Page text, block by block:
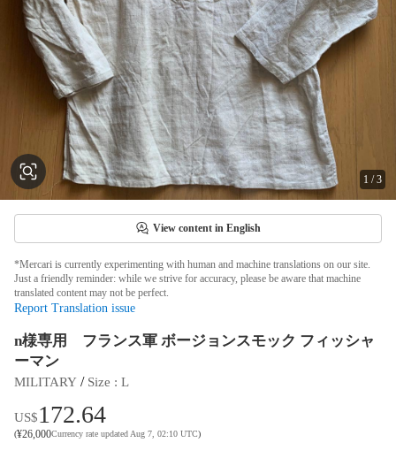
1 /3
View content in English
*Mercari is currently experimenting with human and machine translations on our site.
Just a friendly reminder: while we strive for accuracy, please be aware that machine
translated content may not be perfect.
Report Translation issue
n様専用 フランス軍 ボージョンスモック フィッシャ
ーマン
MILITARY / Size : L
US$172.64
(¥26,000Currency rate updated Aug 7, 02:10 UTC)